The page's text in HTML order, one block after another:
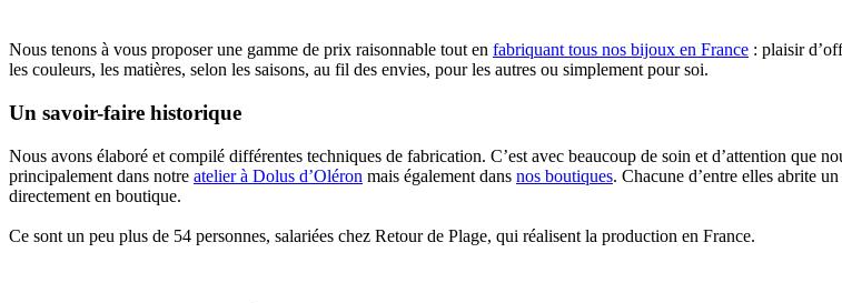
Nous tenons à vous proposer une gamme de prix raisonnable tout en fabriquant tous nos bijoux en France : plaisir
les couleurs, les matières, selon les saisons, au fil des envies, pour les autres ou simplement pour soi.
Un savoir-faire historique
Nous avons élaboré et compilé différentes techniques de fabrication. C’est avec beaucoup de soin et d’attention que
principalement dans notre atelier à Dolus d’Oléron mais également dans nos boutiques. Chacune d’entre elles abrite
directement en boutique.
Ce sont un peu plus de 54 personnes, salariées chez Retour de Plage, qui réalisent la production en France.